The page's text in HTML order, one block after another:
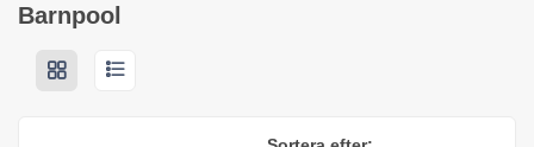
Barnpool